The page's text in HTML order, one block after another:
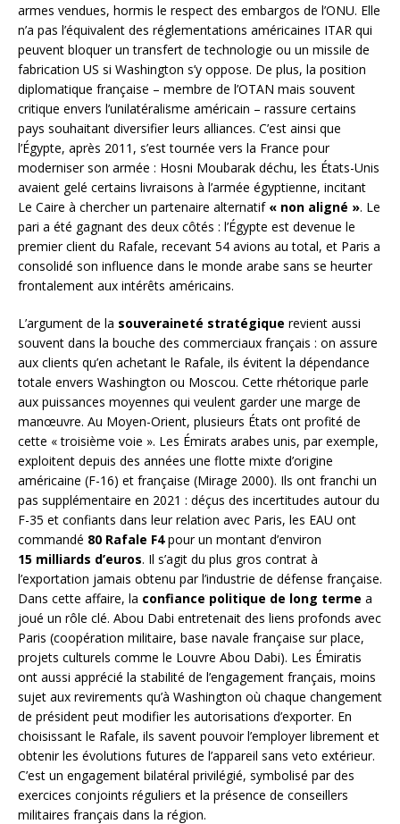
armes vendues, hormis le respect des embargos de l’ONU. Elle
n’a pas l’équivalent des réglementations américaines ITAR qui
peuvent bloquer un transfert de technologie ou un missile de
fabrication US si Washington s’y oppose. De plus, la position
diplomatique française – membre de l’OTAN mais souvent
critique envers l’unilatéralisme américain – rassure certains
pays souhaitant diversifier leurs alliances. C’est ainsi que
l’Égypte, après 2011, s’est tournée vers la France pour
moderniser son armée : Hosni Moubarak déchu, les États-Unis
avaient gelé certains livraisons à l’armée égyptienne, incitant
Le Caire à chercher un partenaire alternatif « non aligné ». Le
pari a été gagnant des deux côtés : l’Égypte est devenue le
premier client du Rafale, recevant 54 avions au total, et Paris a
consolidé son influence dans le monde arabe sans se heurter
frontalement aux intérêts américains.
L’argument de la souveraineté stratégique revient aussi
souvent dans la bouche des commerciaux français : on assure
aux clients qu’en achetant le Rafale, ils évitent la dépendance
totale envers Washington ou Moscou. Cette rhétorique parle
aux puissances moyennes qui veulent garder une marge de
manœuvre. Au Moyen-Orient, plusieurs États ont profité de
cette « troisième voie ». Les Émirats arabes unis, par exemple,
exploitent depuis des années une flotte mixte d’origine
américaine (F-16) et française (Mirage 2000). Ils ont franchi un
pas supplémentaire en 2021 : déçus des incertitudes autour du
F-35 et confiants dans leur relation avec Paris, les EAU ont
commandé 80 Rafale F4pour un montant d’environ
15 milliards d’euros. Il s’agit du plus gros contrat à
l’exportation jamais obtenu par l’industrie de défense française.
Dans cette affaire, la confiance politique de long terme a
joué un rôle clé. Abou Dabi entretenait des liens profonds avec
Paris (coopération militaire, base navale française sur place,
projets culturels comme le Louvre Abou Dabi). Les Émiratis
ont aussi apprécié la stabilité de l’engagement français, moins
sujet aux revirements qu’à Washington où chaque changement
de président peut modifier les autorisations d’exporter. En
choisissant le Rafale, ils savent pouvoir l’employer librement et
obtenir les évolutions futures de l’appareil sans veto extérieur.
C’est un engagement bilatéral privilégié, symbolisé par des
exercices conjoints réguliers et la présence de conseillers
militaires français dans la région.